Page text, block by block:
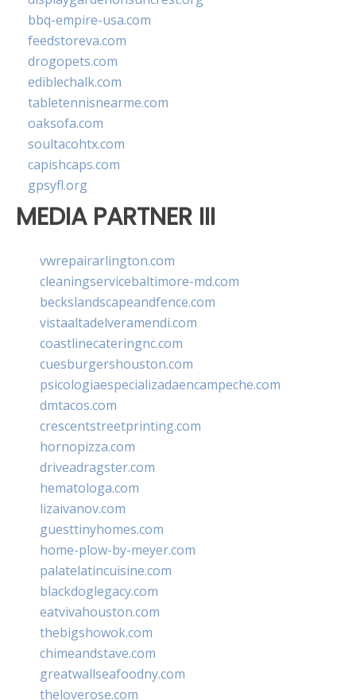
bbq-empire-usa.com
feedstoreva.com
drogopets.com
ediblechalk.com
tabletennisnearme.com
oaksofa.com
soultacohtx.com
capishcaps.com
gpsyfl.org
MEDIA PARTNER III
vwrepairarlington.com
cleaningservicebaltimore-md.com
beckslandscapeandfence.com
vistaaltadelveramendi.com
coastlinecateringnc.com
cuesburgershouston.com
psicologiaespecializadaencampeche.com
dmtacos.com
crescentstreetprinting.com
hornopizza.com
driveadragster.com
hematologa.com
lizaivanov.com
guesttinyhomes.com
home-plow-by-meyer.com
palatelatincuisine.com
blackdoglegacy.com
eatvivahouston.com
thebigshowok.com
chimeandstave.com
greatwallseafoodny.com
theloverose.com